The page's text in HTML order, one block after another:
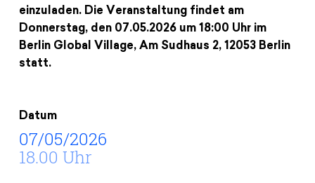
Europa Erleben
Bildungsreisen
News
Jobs
Presse
Spenden
Suche
Cookie-Einstellungen
Impressum
einzuladen. Die Veranstaltung findet am
Donnerstag, den 07.05.2026 um 18:00 Uhr im
Berlin Global Village, Am Sudhaus 2, 12053 Berlin
statt.
Datum
07/05/2026
18.00 Uhr